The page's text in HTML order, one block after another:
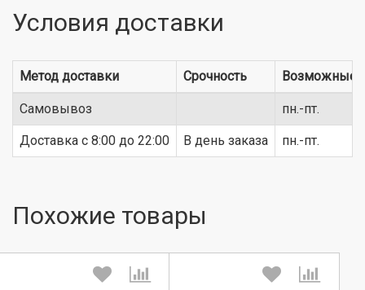
Условия доставки
Метод доставки Срочность Возможные
Самовывоз пн.-пт.
Доставка c 8:00 до 22:00 В день заказа пн.-пт.
Похожие товары